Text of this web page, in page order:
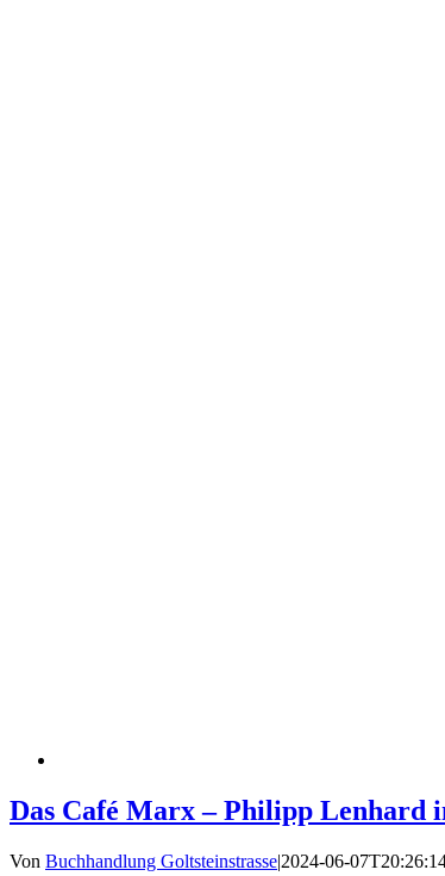
Das Café Marx – Philipp
Von Buchhandlung Goltsteinstrasse|2024-06-